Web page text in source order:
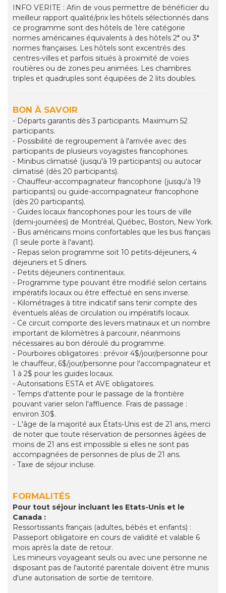
INFO VERITE : Afin de vous permettre de bénéficier du
meilleur rapport qualité/prix les hôtels sélectionnés dans
ce programme sont des hôtels de 1ère catégorie
normes américaines équivalents à des hôtels 2* ou 3*
normes françaises. Les hôtels sont excentrés des
centres-villes et parfois situés à proximité de voies
routières ou de zones peu animées. Les chambres
triples et quadruples sont équipées de 2 lits doubles.
BON À SAVOIR
- Départs garantis dès 3 participants. Maximum 52
participants.
- Possibilité de regroupement à l'arrivée avec des
participants de plusieurs voyagistes francophones.
- Minibus climatisé (jusqu'à 19 participants) ou autocar
climatisé (dès 20 participants).
- Chauffeur-accompagnateur francophone (jusqu'à 19
participants) ou guide-accompagnateur francophone
(dès 20 participants).
- Guides locaux francophones pour les tours de ville
(demi-journées) de Montréal, Québec, Boston, New York.
- Bus américains moins confortables que les bus français
(1 seule porte à l'avant).
- Repas selon programme soit 10 petits-déjeuners, 4
déjeuners et 5 dîners.
- Petits déjeuners continentaux.
- Programme type pouvant être modifié selon certains
impératifs locaux ou être effectué en sens inverse.
- Kilométrages à titre indicatif sans tenir compte des
éventuels aléas de circulation ou impératifs locaux.
- Ce circuit comporte des levers matinaux et un nombre
important de kilomètres à parcourir, néanmoins
nécessaires au bon déroulé du programme.
- Pourboires obligatoires : prévoir 4$/jour/personne pour
le chauffeur, 6$/jour/personne pour l'accompagnateur et
1 à 2$ pour les guides locaux.
- Autorisations ESTA et AVE obligatoires.
- Temps d'attente pour le passage de la frontière
pouvant varier selon l'affluence. Frais de passage :
environ 30$.
- L'âge de la majorité aux États-Unis est de 21 ans, merci
de noter que toute réservation de personnes âgées de
moins de 21 ans est impossible si elles ne sont pas
accompagnées de personnes de plus de 21 ans.
- Taxe de séjour incluse.
FORMALITÉS
Pour tout séjour incluant les Etats-Unis et le
Canada :
Ressortissants français (adultes, bébés et enfants) :
Passeport obligatoire en cours de validité et valable 6
mois après la date de retour.
Les mineurs voyageant seuls ou avec une personne ne
disposant pas de l'autorité parentale doivent être munis
d'une autorisation de sortie de territoire.